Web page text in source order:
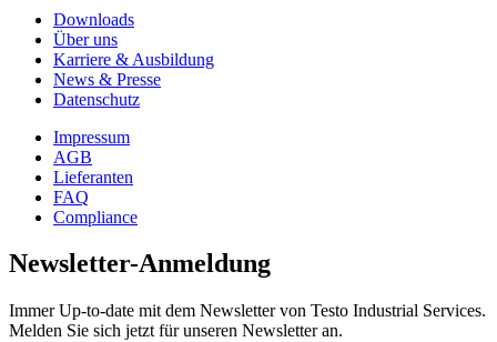
Downloads
Über uns
Karriere & Ausbildung
News & Presse
Datenschutz
Impressum
AGB
Lieferanten
FAQ
Compliance
Newsletter-Anmeldung
Immer Up-to-date mit dem Newsletter von Testo Industrial Services.
Melden Sie sich jetzt für unseren Newsletter an.